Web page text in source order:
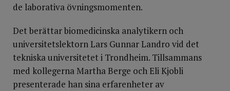
de laborativa övningsmomenten.
Det berättar biomedicinska analytikern och
universitetslektorn Lars Gunnar Landro vid det
tekniska universitetet i Trondheim. Tillsammans
med kollegerna Martha Berge och Eli Kjobli
presenterade han sina erfarenheter av